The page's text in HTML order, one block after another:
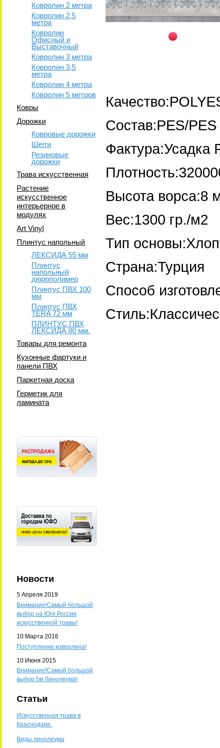
Ковролин 2 метра
Ковролин 2,5
метра
Ковролин
Офисный и
Выставочный
Ковролин 3 метра
Ковролин 3,5
метра
Ковролин 4 метра
Ковролин 5 метров
Ковры
Дорожки
Ковровые дорожки
Шегги
Резиновые
дорожки
Трава искусственная
Растение
искусственное
интерьерное в
модулях
Art Vinyl
Плинтус напольный
ЛЕКСИДА 55 мм
Плинтус
напольный
дюрополимер
Плинтус ПВХ 100
мм
Плинтус ПВХ
TERA 72 мм
ПЛИНТУС ПВХ
ЛЕКСИДА 80 мм.
Товары для ремонта
Кухонные фартуки и
панели ПВХ
Паркетная доска
Герметик для
ламината
Новости
5 Апреля 2019
Внимание!Самый большой
выбор на Юге России
искусственной травы!
10 Марта 2016
Поступление ковролина!
10 Июня 2015
Внимание!Самый большой
выбор 5м Линолеума!
Статьи
Искусственная трава в
Краснодаре.
Виды линолеума
Состав:PES/
Фактура:Усадка
Высота ворса:8
Вес:1300 гр./м2
Тип
Страна:Турция
Способ